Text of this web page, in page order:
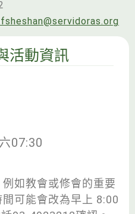
活動資訊
07:30
如教會或修會的重要
可能會改為早上 8:00